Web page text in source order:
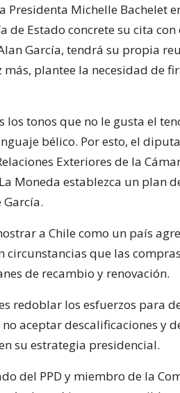
Presidenta Michelle Bachelet
de Estado concrete su cita
García, tendrá su propia
más, plantee la necesidad de
los tonos que no le gusta el
bélico. Por esto, el
Exteriores de la
Moneda establezca un plan
a Chile como un país
que las
de recambio y renovación.
redoblar los esfuerzos para
aceptar descalificaciones y
su estrategia presidencial.
del PPD y miembro de la